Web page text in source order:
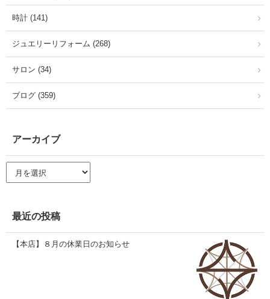
時計 (141)
ジュエリーリフォーム (268)
サロン (34)
ブログ (359)
アーカイブ
ー
ブ
最近の投稿
【本店】８月の休業日のお知らせ